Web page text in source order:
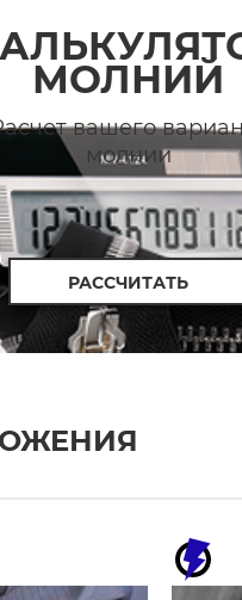
МОЛНИЙ
вашего
молнии
РАССЧИТАТЬ